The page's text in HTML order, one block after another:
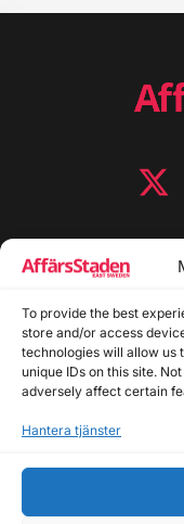
To provide the best
store and/or access
technologies will allow us
unique IDs on this site.
adversely affect certain
Hantera tjänster
Allmänna